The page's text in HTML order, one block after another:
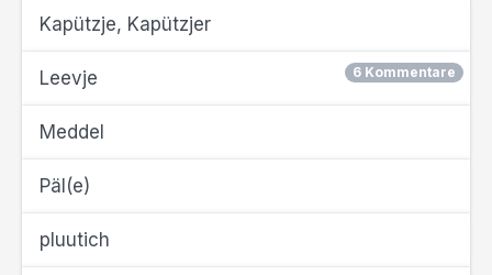
Kapützje, Kapützjer
6 Kommentare
Leevje
Meddel
Päl(e)
pluutich